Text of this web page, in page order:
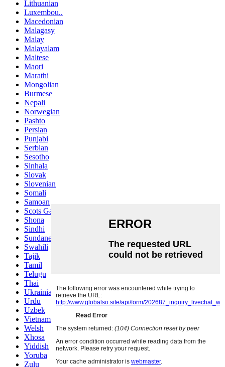
Lithuanian
Luxembou..
Macedonian
Malagasy
Malay
Malayalam
Maltese
Maori
Marathi
Mongolian
Burmese
Nepali
Norwegian
Pashto
Persian
Punjabi
Serbian
Sesotho
Sinhala
Slovak
Slovenian
Somali
Samoan
Scots Gaelic
Shona
Sindhi
Sundanese
Swahili
Tajik
Tamil
Telugu
Thai
Ukrainian
Urdu
Uzbek
Vietnamese
Welsh
Xhosa
Yiddish
Yoruba
Zulu